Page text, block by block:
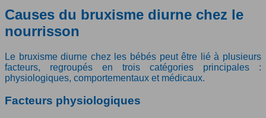
Causes du bruxisme diurne chez le
nourrisson
Le bruxisme diurne chez les bébés peut être lié à plusieurs
facteurs, regroupés en trois catégories principales :
physiologiques, comportementaux et médicaux.
Facteurs physiologiques